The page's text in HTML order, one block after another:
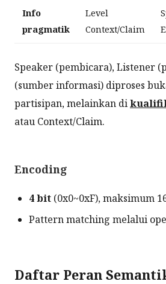
Info
pragmatik
Level
Context/Claim
Speaker (pembicara), Listener
(sumber informasi) diproses
partisipan, melainkan di
atau Context/Claim.
Encoding
4 bit (0x0~0xF), maksimum
Pattern matching melalui
Daftar Peran